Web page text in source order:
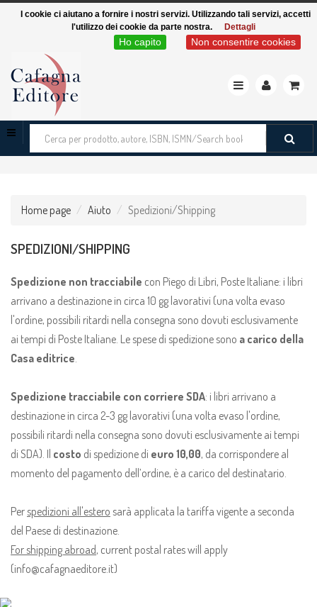
Toggle
Cerca
tra
Home page
Aiuto Spedizioni/Shipping
SPEDIZIONI/SHIPPING
Spedizione non tracciabile con Piego di Libri, Poste Italiane: i libri
arrivano a destinazione in circa 10 gg lavorativi (una volta evaso
l'ordine, possibili ritardi nella consegna sono dovuti esclusivamente
ai tempi di Poste Italiane. Le spese di spedizione sono a carico della
Casa editrice.
Spedizione tracciabile con corriere SDA: i libri arrivano a
destinazione in circa 2-3 gg lavorativi (una volta evaso l'ordine,
possibili ritardi nella consegna sono dovuti esclusivamente ai tempi
di SDA). Il costo di spedizione di euro 10,00, da corrispondere al
momento del pagamento dell’ordine, è a carico del destinatario.
Perspedizioni all'estero sarà applicata la tariffa vigente a seconda
del Paese di destinazione.
For shipping abroad, current postal rates will apply
(info@cafagnaeditore.it)
I cookie ci aiutano a fornire i nostri servizi. Utilizzando tali servizi, accetti
l'utilizzo dei cookie da parte nostra.
Dettagli
Non consentire cookies
Ho capito